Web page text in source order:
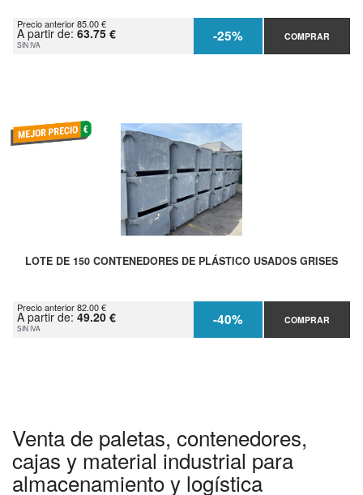
Precio anterior 85.00 €
A partir de: 63.75 €
SIN IVA -25% COMPRAR
LOTE DE 150 CONTENEDORES DE PLÁSTICO USADOS GRISES
Precio anterior 82.00 €
A partir de: 49.20 €
SIN IVA -40% COMPRAR
Venta de paletas, contenedores,
cajas y material industrial para
almacenamiento y logística